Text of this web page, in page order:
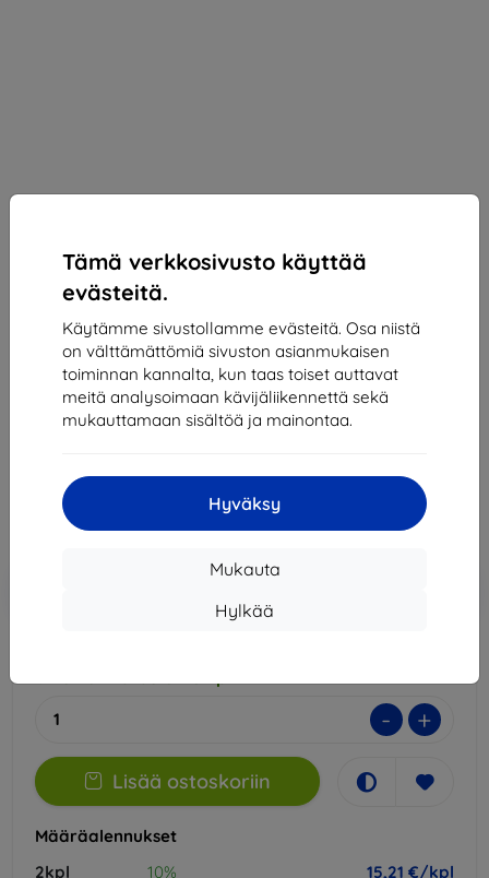
Tämä verkkosivusto käyttää
evästeitä.
Käytämme sivustollamme evästeitä. Osa niistä
on välttämättömiä sivuston asianmukaisen
toiminnan kannalta, kun taas toiset auttavat
meitä analysoimaan kävijäliikennettä sekä
mukauttamaan sisältöä ja mainontaa.
Hyväksy
Mukauta
Hylkää
3mk Silky Matt Privacy Protective film for Realme
P2 Pro
Realme P2 Pro
15,21 €
Hinta ilman ALV:tä
Alennus kupongilla
- +
Lisää ostoskoriin
Määräalennukset
2kpl
10% 15,21 €/kpl